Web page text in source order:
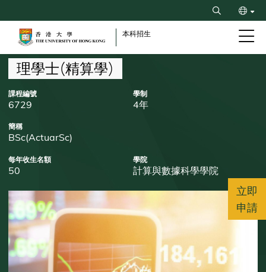
to
content
Search
简
本科招生
Breadcrumb
理學士(精算學)
課程編號
6729
學制
4年
簡稱
BSc(ActuarSc)
每年收生名額
50
學院
計算與數據科學學院
立即
申請